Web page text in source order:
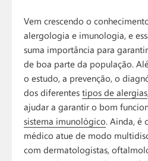
Vem crescendo o
alergologia e imunologia, e
suma importância para
de boa parte da população.
o estudo, a prevenção, o
dos diferentestipos de alergias
ajudar a garantir o bom
sistema imunológico. Ainda, é
médico atue de modo
com dermatologistas,